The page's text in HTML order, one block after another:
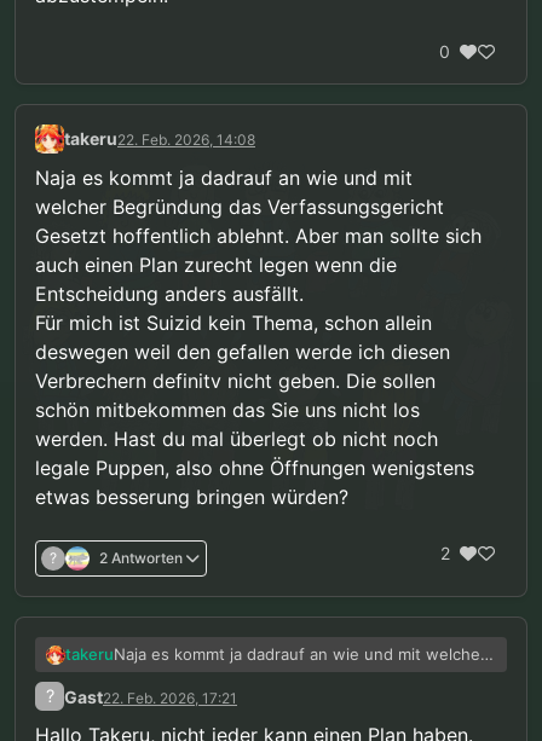
0
takeru22. Feb. 2026, 14:08
Naja es kommt ja dadrauf an wie und mit
welcher Begründung das Verfassungsgericht
Gesetzt hoffentlich ablehnt. Aber man sollte sich
auch einen Plan zurecht legen wenn die
Entscheidung anders ausfällt.
Für mich ist Suizid kein Thema, schon allein
deswegen weil den gefallen werde ich diesen
Verbrechern definitv nicht geben. Die sollen
schön mitbekommen das Sie uns nicht los
werden. Hast du mal überlegt ob nicht noch
legale Puppen, also ohne Öffnungen wenigstens
etwas besserung bringen würden?
? 2 Antworten 2
takeruNaja es kommt ja dadrauf an wie und mit welcher
Begründung das Verfassungsgericht Gesetzt
hoffentlich ablehnt. Aber man sollte sich auch
? Gast22. Feb. 2026, 17:21
Hallo Takeru, nicht jeder kann einen Plan haben.